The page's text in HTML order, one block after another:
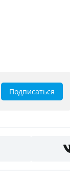
Подписаться